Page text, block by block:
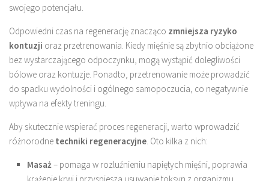
swojego potencjału.
Odpowiedni czas na regenerację znacząco zmniejsza ryzyko
kontuzji oraz przetrenowania. Kiedy mięśnie są zbytnio obciążone
bez wystarczającego odpoczynku, mogą wystąpić dolegliwości
bólowe oraz kontuzje. Ponadto, przetrenowanie może prowadzić
do spadku wydolności i ogólnego samopoczucia, co negatywnie
wpływa na efekty treningu.
Aby skutecznie wspierać proces regeneracji, warto wprowadzić
różnorodne techniki regeneracyjne. Oto kilka z nich:
Masaż– pomaga w rozluźnieniu napiętych mięśni, poprawia